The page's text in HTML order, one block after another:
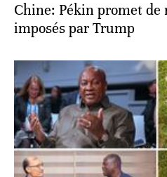
Chine: Pékin promet de
imposés par Trump